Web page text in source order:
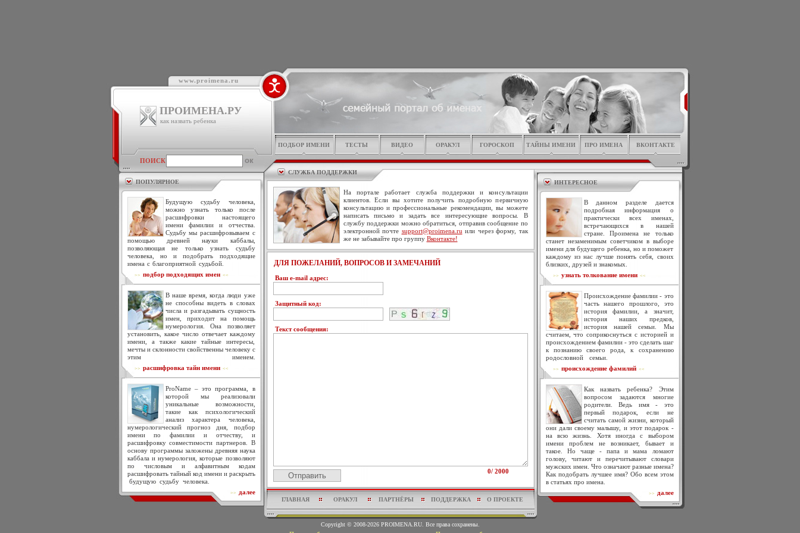
www.proimena.ru
ПРОИМЕНА.РУ
как назвать ребенка
ПОИСК
ПОПУЛЯРНОЕ
Будущую судьбу человека,
можно узнать только после
расшифровки настоящего
имени фамилии и отчества.
Судьбу мы расшифровываем с
помощью древней науки каббалы,
позволяющая не только узнать судьбу
человека, но и подобрать подходящие
имена с благоприятной судьбой.
>> подбор подходящих имен<<
В наше время, когда люди уже
не способны видеть в словах
числа и разгадывать сущность
имен, приходит на помощь
нумерология. Она позволяет
установить, какое число отвечает каждому
имени, а также какие тайные интересы,
мечты и склонности свойственны человеку с
этим именем.
>> расшифровка тайн имени<<
ProName – это программа, в
которой мы реализовали
уникальные возможности,
такие как психологический
анализ характера человека,
нумерологический прогноз дня, подбор
имени по фамилии и отчеству, и
расшифровку совместимости партнеров. В
основу программы заложены древняя наука
каббала и нумерология, которые позволяют
по числовым и алфавитным кодам
расшифровать тайный код имени и раскрыть
будущую судьбу человека.
>> далее
ПОДБОР ИМЕНИ ТЕСТЫ ВИДЕО ОРАКУЛ ГОРОСКОП ТАЙНЫ ИМЕНИ ПРО ИМЕНА ВКОНТАКТЕ
СЛУЖБА ПОДДЕРЖКИ
На портале работает служба поддержки и консультации
клиентов. Если вы хотите получить подробную первичную
консультацию и профессиональные рекомендации, вы можете
написать письмо и задать все интересующие вопросы. В
службу поддержки можно обратиться, отправив сообщение по
электронной почте support@proimena.ru или через форму, так
же не забывайте про группу Вконтакте!
ДЛЯ ПОЖЕЛАНИЙ, ВОПРОСОВ И ЗАМЕЧАНИЙ
Ваш e-mail адрес:
Защитный код:
Текст сообщения:
0/ 2000
ГЛАВНАЯ ОРАКУЛ ПАРТНЁРЫ ПОДДЕРЖКА О ПРОЕКТЕ
ИНТЕРЕСНОЕ
В данном разделе дается
подробная информация о
практически всех именах,
встречающихся в нашей
стране. Проимена не только
станет незаменимым советчиком в выборе
имени для будущего ребенка, но и поможет
каждому из нас лучше понять себя, своих
близких, друзей и знакомых.
>> узнать толкование имени<<
Происхождение фамилии - это
часть нашего прошлого, это
история фамилии, а значит,
история наших предков,
история нашей семьи. Мы
считаем, что соприкоснуться с историей и
происхождением фамилии - это сделать шаг
к познанию своего рода, к сохранению
родословной семьи.
>> происхождение фамилий<<
Как назвать ребенка? Этим
вопросом задаются многие
родители. Ведь имя - это
первый подарок, если не
считать самой жизни, который
они дали своему малышу, и этот подарок -
на всю жизнь. Хотя иногда с выбором
имени проблем не возникает, бывает и
такое. Но чаще - папа и мама ломают
голову, читают и перечитывают словари
мужских имен. Что означают разные имена?
Как подобрать лучшее имя? Обо всем этом
в статьях про имена.
>> далее
Copyright © 2008-2026 PROIMENA.RU. Все права сохранены.